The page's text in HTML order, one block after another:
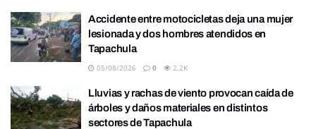
Accidente entre motocicletas deja una mujer
lesionada y dos hombres atendidos en
Tapachula
05/08/2026 0 2.2K
Lluvias y rachas de viento provocan caída de
árboles y daños materiales en distintos
sectores de Tapachula